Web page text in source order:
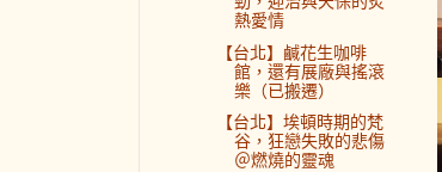
熱愛情
【台北】鹹花生咖啡
館，還有展廠與搖滾
樂（已搬遷）
【台北】埃頓時期的梵
谷，狂戀失敗的悲傷
＠燃燒的靈魂